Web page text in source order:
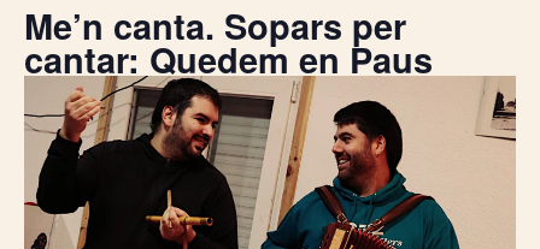
Me’n canta. Sopars per
cantar: Quedem en Paus